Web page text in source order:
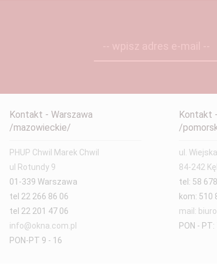
Kontakt - Warszawa
/mazowieckie/
PHUP Chwil Marek Chwil
ul Rotundy 9
01-339 Warszawa
tel 22 266 86 06
tel 22 201 47 06
info@okna.com.pl
PON-PT 9 - 16
Kontakt
/
ul.
84-242
tel: 58
kom: 510
mail:
PON -